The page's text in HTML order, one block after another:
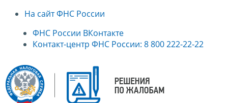
На сайт ФНС России
ФНС России ВКонтакте
Контакт-центр ФНС России: 8 800 222-22-22